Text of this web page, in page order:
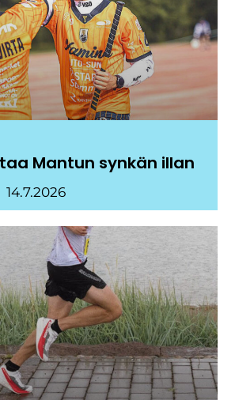
Mantun synkän illan
14.7.2026